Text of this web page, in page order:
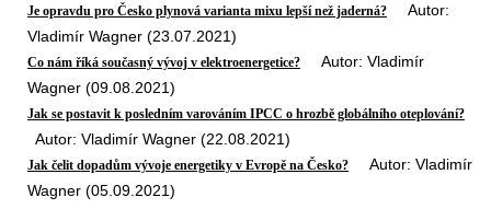
Je opravdu pro Česko plynová varianta mixu lepší než jaderná? Autor:
Vladimír Wagner (23.07.2021)
Co nám říká současný vývoj v elektroenergetice? Autor: Vladimír
Wagner (09.08.2021)
Jak se postavit k posledním varováním IPCC o hrozbě globálního oteplování?
Autor: Vladimír Wagner (22.08.2021)
Jak čelit dopadům vývoje energetiky v Evropě na Česko? Autor: Vladimír
Wagner (05.09.2021)